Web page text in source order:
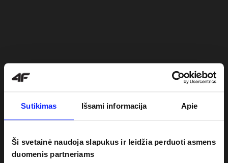
Sutikimas Išsami informacija Apie
Ši svetainė naudoja slapukus ir leidžia perduoti asmens
duomenis partneriams